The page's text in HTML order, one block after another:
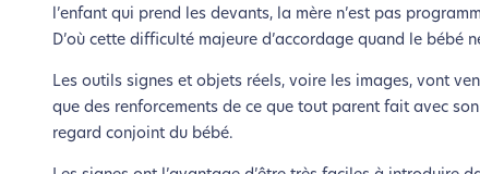
l’enfant qui prend les devants, la mère n’est pas
D’où cette difficulté majeure d’accordage quand le bébé
Les outils signes et objets réels, voire les images, vont
que des renforcements de ce que tout parent fait avec
regard conjoint du bébé.